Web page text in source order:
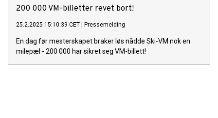
200 000 VM-billetter revet bort!
25.2.2025 15:10:39 CET | Pressemelding
En dag før mesterskapet braker løs nådde Ski-VM nok en
milepæl - 200 000 har sikret seg VM-billett!